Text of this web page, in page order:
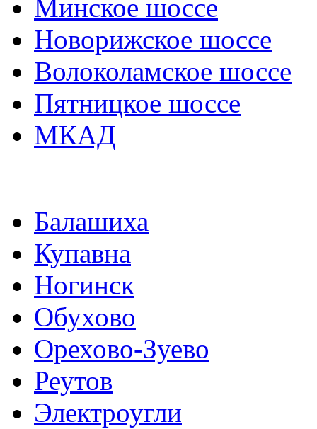
Минское шоссе
Новорижское шоссе
Волоколамское шоссе
Пятницкое шоссе
МКАД
Балашиха
Купавна
Ногинск
Обухово
Орехово-Зуево
Реутов
Электроугли